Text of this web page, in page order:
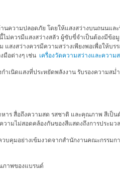
นความปลอดภัย โดยให้แสงสว่างบนถนนแล
ม่ควรมีแสงสว่างสลัว ผู้ขับขี่จำเป็นต้องมีข้
สงสว่างควรมีความสว่างเพียงพอเพื่อให้บ
มือต่างๆ เช่น เครื่องวัดความสว่างและความ
ำเนิดแสงที่ประหยัดพลังงาน รับรองความส
หาร สื่อถึงความสด รสชาติ และคุณภาพ สีเ
ามไม่สอดคล้องกันของสีแสดงถึงการประม
คุมอย่างเข้มงวดจากสำนักงานคณะกรรมก
ภาพของแบรนด์